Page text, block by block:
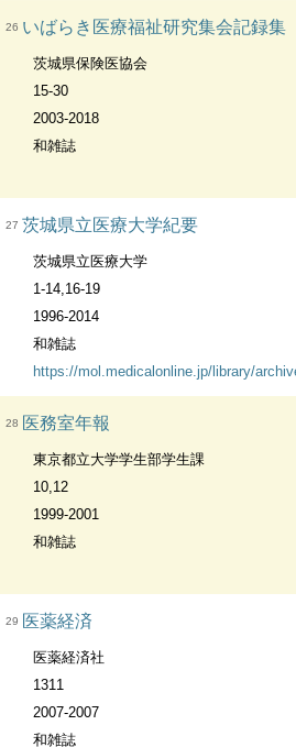
26 いばらき医療福祉研究集会記録集
茨城県保険医協会
15-30
2003-2018
和雑誌
27 茨城県立医療大学紀要
茨城県立医療大学
1-14,16-19
1996-2014
和雑誌
https://mol.medicalonline.jp/library/archive/
28 医務室年報
東京都立大学学生部学生課
10,12
1999-2001
和雑誌
29 医薬経済
医薬経済社
1311
2007-2007
和雑誌